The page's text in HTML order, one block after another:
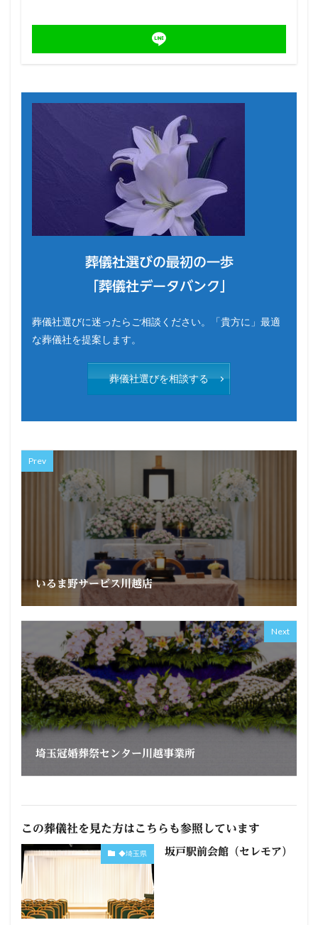
葬儀社選びの最初の一歩
「葬儀社データバンク」
葬儀社選びに迷ったらご相談ください。「貴方に」最適
な葬儀社を提案します。
葬儀社選びを相談する
Prev
いるま野サービス川越店
Next
埼玉冠婚葬祭センター川越事業所
この葬儀社を見た方はこちらも参照しています
◆埼玉県 坂戸駅前会館（セレモア）